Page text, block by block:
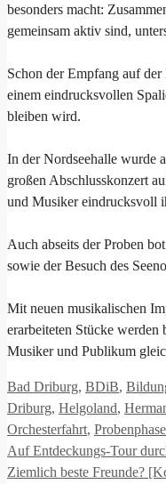
besonders macht:
gemeinsam aktiv sind,
Schon der Empfang auf
einem eindrucksvollen
bleiben wird.
In der Nordseehalle wurde
großen Abschlusskonzert
und Musiker eindrucksvoll
Auch abseits der Proben
sowie der Besuch des
Mit neuen musikalischen
erarbeiteten Stücke
Musiker und Publikum
Kategorien
Bad Driburg, BDiB,
Driburg, Helgoland,
Orchesterfahrt, Probenphase
Auf Entdeckungs-Tour
Ziemlich beste Freunde?